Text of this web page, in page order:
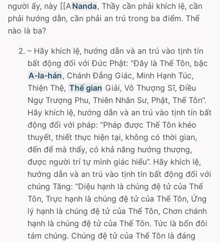
người ấy, này [[A Nanda, Thầy cần phải khích lệ, cần
phải hướng dẫn, cần phải an trú trong ba điểm. Thế
nào là ba?
– Hãy khích lệ, hướng dẫn và an trú vào tịnh tín
bất động đối với Ðức Phật: “Ðây là Thế Tôn, bậc
A-la-hán, Chánh Ðẳng Giác, Minh Hạnh Túc,
Thiện Thệ, Thế gian Giải, Vô Thượng Sĩ, Ðiều
Ngự Trượng Phu, Thiên Nhân Sư, Phật, Thế Tôn”.
Hãy khích lệ, hướng dẫn và an trú vào tịnh tín bất
động đối với pháp: “Pháp được Thế Tôn khéo
thuyết, thiết thực hiện tại, không có thời gian,
đến để mà thấy, có khả năng hướng thượng,
được người trí tự mình giác hiểu”. Hãy khích lệ,
hướng dẫn và an trú vào tịnh tín bất động đối với
chúng Tăng: “Diệu hạnh là chúng đệ tử của Thế
Tôn, Trực hạnh là chúng đệ tử của Thế Tôn, Ứng
lý hạnh là chúng đệ tử của Thế Tôn, Chơn chánh
hạnh là chúng đệ tử của Thế Tôn. Tức là bốn đôi
tám chúng. Chúng đệ tử của Thế Tôn là đáng